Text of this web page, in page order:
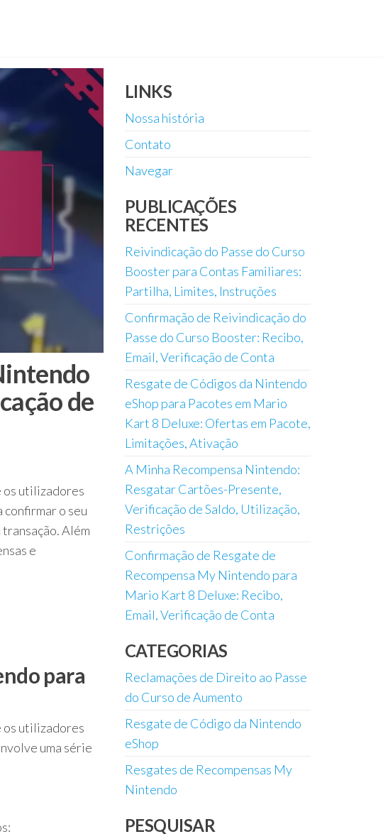
de
os utilizadores
o seu
Além
e
para
os utilizadores
uma série
LINKS
Nossa história
Contato
Navegar
PUBLICAÇÕES
RECENTES
Reivindicação do Passe do Curso
Booster para Contas Familiares:
Partilha, Limites, Instruções
Confirmação de Reivindicação do
Passe do Curso Booster: Recibo,
Email, Verificação de Conta
Resgate de Códigos da Nintendo
eShop para Pacotes em Mario
Kart 8 Deluxe: Ofertas em Pacote,
Limitações, Ativação
A Minha Recompensa Nintendo:
Resgatar Cartões-Presente,
Verificação de Saldo, Utilização,
Restrições
Confirmação de Resgate de
Recompensa My Nintendo para
Mario Kart 8 Deluxe: Recibo,
Email, Verificação de Conta
CATEGORIAS
Reclamações de Direito ao Passe
do Curso de Aumento
Resgate de Código da Nintendo
eShop
Resgates de Recompensas My
Nintendo
PESQUISAR